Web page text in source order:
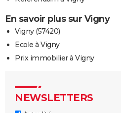
En savoir plus sur Vigny
Vigny (57420)
Ecole à Vigny
Prix immobilier à Vigny
NEWSLETTERS